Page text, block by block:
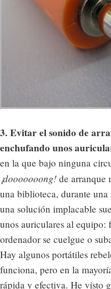
3. Evitar el sonido de
enchufando unos
en la que bajo ninguna
¡dooooooong! de arranque
una biblioteca, durante
una solución implacable
unos auriculares al equipo:
ordenador se cuelgue o
Hay algunos portátiles
funciona, pero en la
rápida y efectiva. He visto